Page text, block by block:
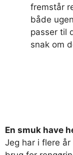
fremstår
både
passer til
snak om
En smuk have
Jeg har i flere